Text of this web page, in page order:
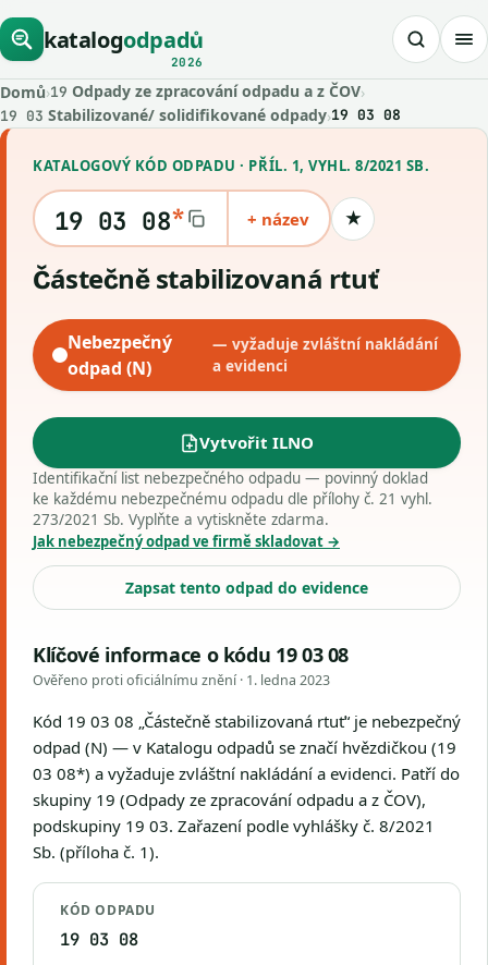
katalogodpadů
2026
Domů›19 Odpady ze zpracování odpadu a z ČOV›
19 03 Stabilizované/ solidifikované odpady›19 03 08
KATALOGOVÝ KÓD ODPADU · PŘÍL. 1, VYHL. 8/2021 SB.
19 03 08* + název ★Uložit kód
Částečně stabilizovaná rtuť
Nebezpečný
odpad (N)
— vyžaduje zvláštní nakládání
a evidenci
Vytvořit ILNO
Identifikační list nebezpečného odpadu — povinný doklad
ke každému nebezpečnému odpadu dle přílohy č. 21 vyhl.
273/2021 Sb. Vyplňte a vytiskněte zdarma.
Jak nebezpečný odpad ve firmě skladovat →
Zapsat tento odpad do evidence
Klíčové informace o kódu 19 03 08
Ověřeno proti oficiálnímu znění · 1. ledna 2023
Kód 19 03 08 „Částečně stabilizovaná rtuť“ je nebezpečný
odpad (N) — v Katalogu odpadů se značí hvězdičkou (19
03 08*) a vyžaduje zvláštní nakládání a evidenci. Patří do
skupiny 19 (Odpady ze zpracování odpadu a z ČOV),
podskupiny 19 03. Zařazení podle vyhlášky č. 8/2021
Sb. (příloha č. 1).
KÓD ODPADU
19 03 08